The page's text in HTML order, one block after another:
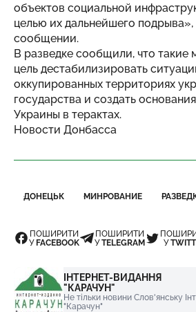
объектов социальной
целью их дальнейшего
сообщении.
В разведке сообщили, что такие
цель дестабилизировать
оккупированных территориях
государства и создать
Украины в терактах.
Новости Донбасса
ДОНЕЦЬК МИНРОВАНИЕ
ПОШИРИТИ
УFACEBOOK
ПОШИРИТИ
УTELEGRAM
У
ІНТЕРНЕТ-ВИДАННЯ
"КАРАЧУН"
Не тільки новини Слов'янську
"Карачун"